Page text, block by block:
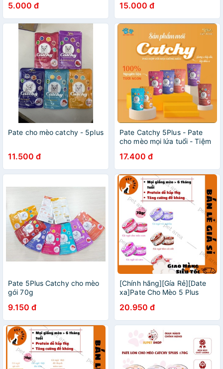
5.000 đ 15.000 đ
Pate cho mèo catchy - 5plus
11.500 đ
Pate Catchy 5Plus - Pate
cho mèo mọi lứa tuổi - Tiệm
17.400 đ
Pate 5Plus Catchy cho mèo
gói 70g
9.150 đ
[Chính hãng][Gía Rẻ][Date
xa]Pate Cho Mèo 5 Plus
20.950 đ